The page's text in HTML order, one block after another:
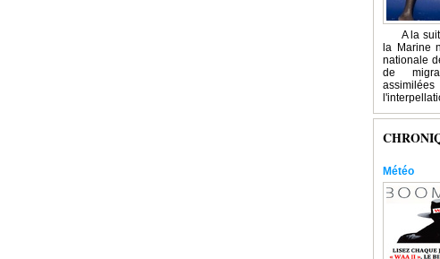
A la
la Marine
nationale
de
Météo